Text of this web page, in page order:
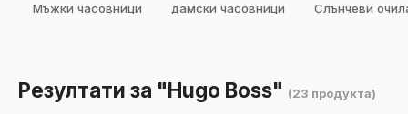
🔍 Намери продукт
Мъжки часовници дамски часовници Слънчеви
Резултати за "Hugo Boss" (23 продукта)